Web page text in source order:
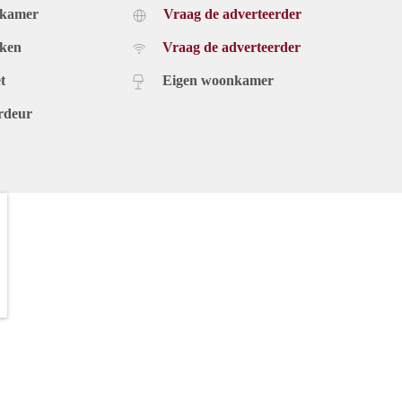
Vraag de adverteerder
Vraag de adverteerder
Eigen woonkamer